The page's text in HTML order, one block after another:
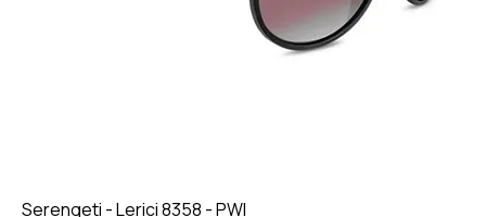
Serengeti - Lerici 8358 - PWI